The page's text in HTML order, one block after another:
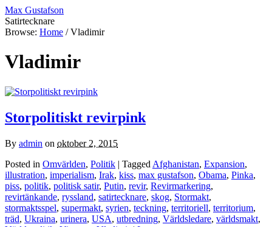
Max Gustafson
Satirtecknare
Browse: Home / Vladimir
Vladimir
Storpolitiskt revirpink
By admin on oktober 2, 2015
Posted in Omvärlden, Politik | Tagged Afghanistan, Expansion,
illustration, imperialism, Irak, kiss, max gustafson, Obama, Pinka,
piss, politik, politisk satir, Putin, revir, Revirmarkering,
revirtänkande, ryssland, satirtecknare, skog, Stormakt,
stormaktsspel, supermakt, syrien, teckning, territoriell, territorium,
träd, Ukraina, urinera, USA, utbredning, Världsledare, världsmakt,